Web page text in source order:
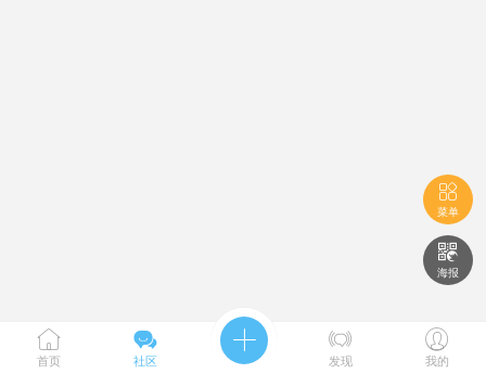

菜单

海报

首页

社区
 
发现

我的